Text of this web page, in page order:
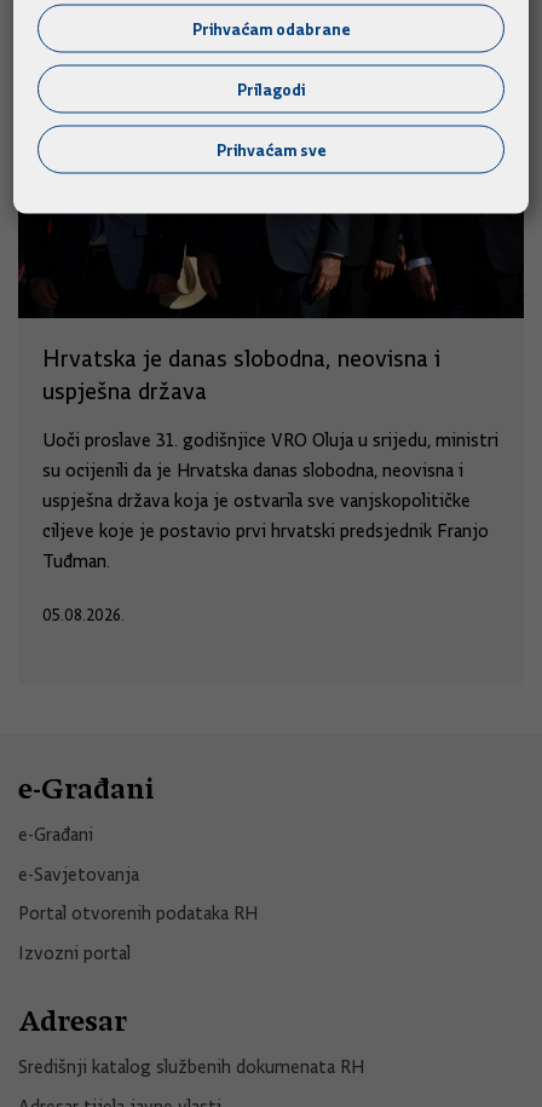
Hrvatska je danas slobodna, neovisna i
uspješna država
Uoči proslave 31. godišnjice VRO Oluja u srijedu, ministri
su ocijenili da je Hrvatska danas slobodna, neovisna i
uspješna država koja je ostvarila sve vanjskopolitičke
ciljeve koje je postavio prvi hrvatski predsjednik Franjo
Tuđman.
05.08.2026.
e-Građani
e-Građani
e-Savjetovanja
Portal otvorenih podataka RH
Izvozni portal
Adresar
Središnji katalog službenih dokumenata RH
Prihvaćam odabrane
Prilagodi
Prihvaćam sve